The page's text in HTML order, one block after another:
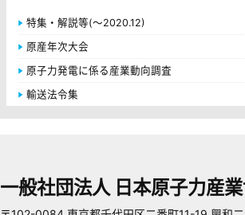
特集・解説等(～2020.12)
原産年次大会
原子力発電に係る産業動向調査
輸送法令集
一般社団法人 日本原子力産